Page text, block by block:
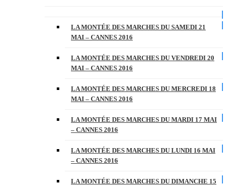
LA MONTÉE DES MARCHES DU SAMEDI 21
MAI – CANNES 2016
LA MONTÉE DES MARCHES DU VENDREDI 20
MAI – CANNES 2016
LA MONTÉE DES MARCHES DU MERCREDI 18
MAI – CANNES 2016
LA MONTÉE DES MARCHES DU MARDI 17 MAI
– CANNES 2016
LA MONTÉE DES MARCHES DU LUNDI 16 MAI
– CANNES 2016
LA MONTÉE DES MARCHES DU DIMANCHE 15